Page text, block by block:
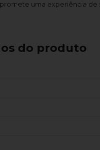
uma experiência de
do produto